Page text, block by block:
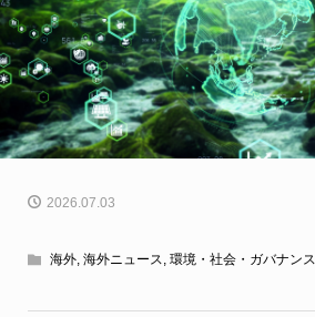
2026.07.03
海外, 海外ニュース 環境・社会・ガバナンス